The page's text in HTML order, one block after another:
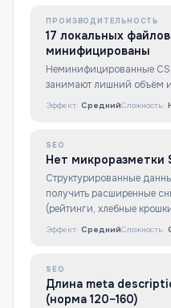
ПРОИЗВОДИТЕЛЬНОСТЬ
17 локальных
минифицированы
Неминифицированные
занимают лишний объём и
Эффект: СреднийСложность:
SEO
Нет микроразметки
Структурированные
получить расширенные
(рейтинги, хлебные
Эффект: СреднийСложность:
SEO
Длина meta
(норма 120–160)